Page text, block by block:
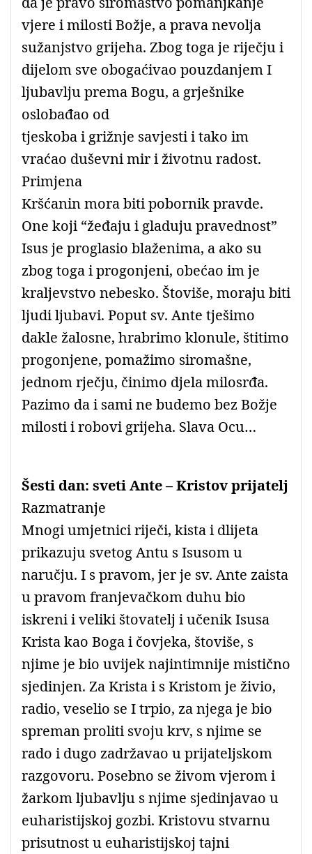
vjere i milosti Božje, a prava nevolja
sužanjstvo grijeha. Zbog toga je riječju i
dijelom sve obogaćivao pouzdanjem I
ljubavlju prema Bogu, a grješnike
oslobađao od
tjeskoba i grižnje savjesti i tako im
vraćao duševni mir i životnu radost.
Primjena
Kršćanin mora biti pobornik pravde.
One koji “žeđaju i gladuju pravednost”
Isus je proglasio blaženima, a ako su
zbog toga i progonjeni, obećao im je
kraljevstvo nebesko. Štoviše, moraju biti
ljudi ljubavi. Poput sv. Ante tješimo
dakle žalosne, hrabrimo klonule, štitimo
progonjene, pomažimo siromašne,
jednom rječju, činimo djela milosrđa.
Pazimo da i sami ne budemo bez Božje
milosti i robovi grijeha. Slava Ocu…
Šesti dan: sveti Ante – Kristov prijatelj
Razmatranje
Mnogi umjetnici riječi, kista i dlijeta
prikazuju svetog Antu s Isusom u
naručju. I s pravom, jer je sv. Ante zaista
u pravom franjevačkom duhu bio
iskreni i veliki štovatelj i učenik Isusa
Krista kao Boga i čovjeka, štoviše, s
njime je bio uvijek najintimnije mistično
sjedinjen. Za Krista i s Kristom je živio,
radio, veselio se I trpio, za njega je bio
spreman proliti svoju krv, s njime se
rado i dugo zadržavao u prijateljskom
razgovoru. Posebno se živom vjerom i
žarkom ljubavlju s njime sjedinjavao u
euharistijskoj gozbi. Kristovu stvarnu
prisutnost u euharistijskoj tajni